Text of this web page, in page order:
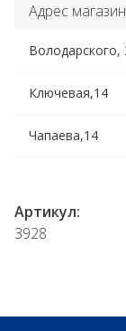
Адрес
Володарского,
Ключевая,14
Чапаева,14
Артикул:
3928